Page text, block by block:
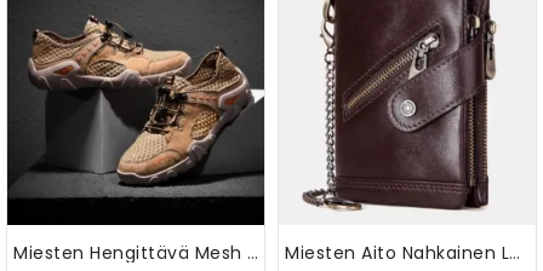
Miesten Hengittävä Mesh Splicing Pehmeä Pohja Liukumaton Joustavat Nauhat Vapaa-Ajan Ulkoilukengät Miesten Aito Nahkainen Lehmännahkainen Varkaudenesto Vetoketju Ketjulla Korttipidike Lompakko